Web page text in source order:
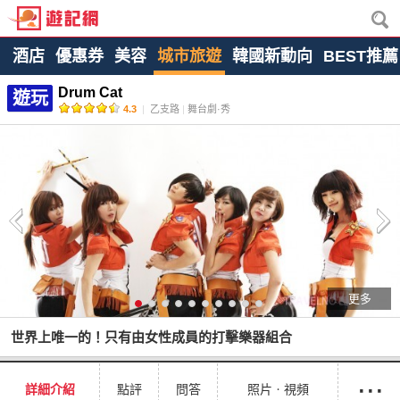
酒店 優惠券 美容 城市旅遊 韓國新動向 BEST推薦
遊玩 Drum Cat
4.3 | 乙支路 | 舞台劇·秀
更多
世界上唯一的！只有由女性成員的打擊樂器組合
詳細介紹 點評 問答 照片ㆍ視頻 ···